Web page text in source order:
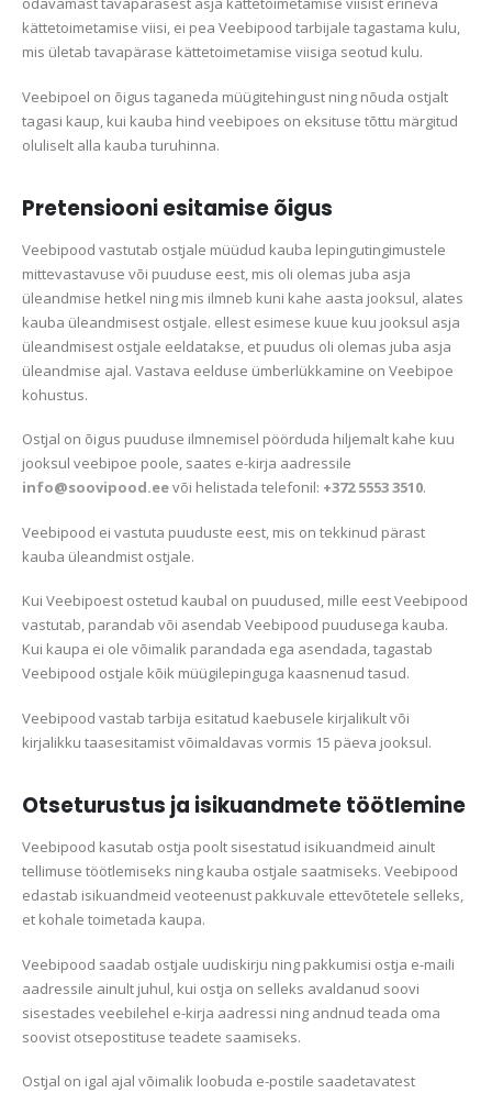
kättetoimetamise viisi, ei pea Veebipood tarbijale tagastama kulu,
mis ületab tavapärase kättetoimetamise viisiga seotud kulu.
Veebipoel on õigus taganeda müügitehingust ning nõuda ostjalt
tagasi kaup, kui kauba hind veebipoes on eksituse tõttu märgitud
oluliselt alla kauba turuhinna.
Pretensiooni esitamise õigus
Veebipood vastutab ostjale müüdud kauba lepingutingimustele
mittevastavuse või puuduse eest, mis oli olemas juba asja
üleandmise hetkel ning mis ilmneb kuni kahe aasta jooksul, alates
kauba üleandmisest ostjale. ellest esimese kuue kuu jooksul asja
üleandmisest ostjale eeldatakse, et puudus oli olemas juba asja
üleandmise ajal. Vastava eelduse ümberlükkamine on Veebipoe
kohustus.
Ostjal on õigus puuduse ilmnemisel pöörduda hiljemalt kahe kuu
jooksul veebipoe poole, saates e-kirja aadressile
info@soovipood.eevõi helistada telefonil: +372 5553 3510.
Veebipood ei vastuta puuduste eest, mis on tekkinud pärast
kauba üleandmist ostjale.
Kui Veebipoest ostetud kaubal on puudused, mille eest Veebipood
vastutab, parandab või asendab Veebipood puudusega kauba.
Kui kaupa ei ole võimalik parandada ega asendada, tagastab
Veebipood ostjale kõik müügilepinguga kaasnenud tasud.
Veebipood vastab tarbija esitatud kaebusele kirjalikult või
kirjalikku taasesitamist võimaldavas vormis 15 päeva jooksul.
Otseturustus ja isikuandmete töötlemine
Veebipood kasutab ostja poolt sisestatud isikuandmeid ainult
tellimuse töötlemiseks ning kauba ostjale saatmiseks. Veebipood
edastab isikuandmeid veoteenust pakkuvale ettevõtetele selleks,
et kohale toimetada kaupa.
Veebipood saadab ostjale uudiskirju ning pakkumisi ostja e-maili
aadressile ainult juhul, kui ostja on selleks avaldanud soovi
sisestades veebilehel e-kirja aadressi ning andnud teada oma
soovist otsepostituse teadete saamiseks.
Ostjal on igal ajal võimalik loobuda e-postile saadetavatest